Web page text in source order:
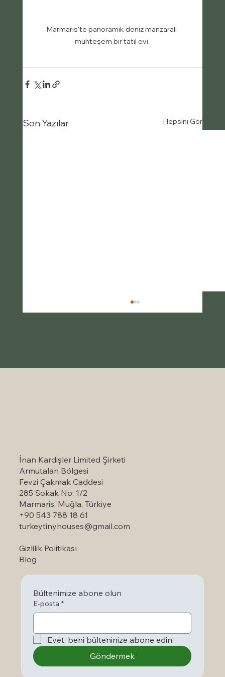
Marmaris'te panoramik deniz manzaralı
muhteşem bir tatil evi.
Son Yazılar Hepsini Gör
İnan Kardişler Limited Şirketi
Armutalan Bölgesi
Fevzi Çakmak Caddesi
285 Sokak No: 1/2
Marmaris, Muğla, Türkiye
+90 543 788 18 61
turkeytinyhouses@gmail.com
Gizlilik Politikası
Blog
Bültenimize abone olun
E-posta *
Evet, beni bülteninize abone edin.
Göndermek